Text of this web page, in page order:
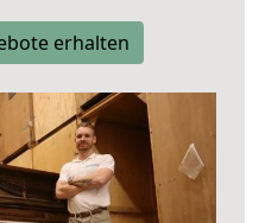
erhalten